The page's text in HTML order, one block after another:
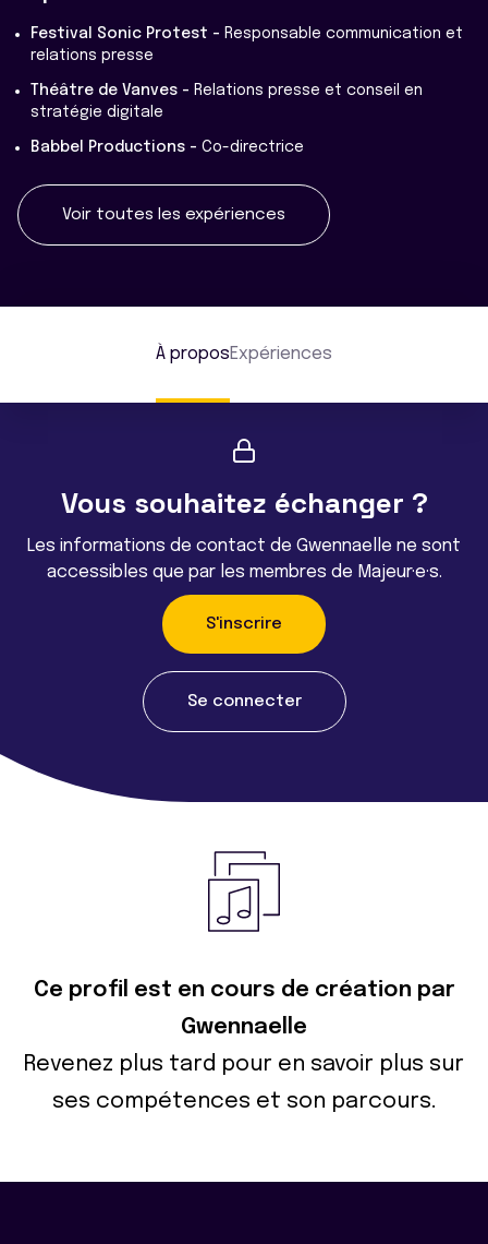
Festival Sonic Protest - Responsable communication et
relations presse
Théâtre de Vanves - Relations presse et conseil en
stratégie digitale
Babbel Productions - Co-directrice
Voir toutes les expériences
À proposExpériences
Vous souhaitez échanger ?
Les informations de contact de Gwennaelle ne sont
accessibles que par les membres de Majeur·e·s.
S'inscrire
Se connecter
Ce profil est en cours de création par
Gwennaelle
Revenez plus tard pour en savoir plus sur
ses compétences et son parcours.